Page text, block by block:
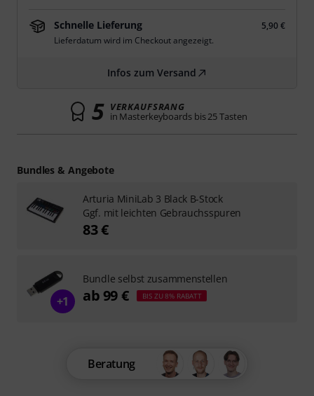
Schnelle Lieferung
5,90 €
Lieferdatum wird im Checkout angezeigt.
Infos zum Versand
5 VERKAUFSRANG
in Masterkeyboards bis 25 Tasten
Beratung
Bundles & Angebote
Arturia MiniLab 3 Black B-Stock
Ggf. mit leichten Gebrauchsspuren
83 €
+1
Bundle selbst zusammenstellen
ab 99 € BIS ZU 8% RABATT